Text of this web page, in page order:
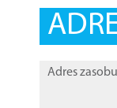
Adres